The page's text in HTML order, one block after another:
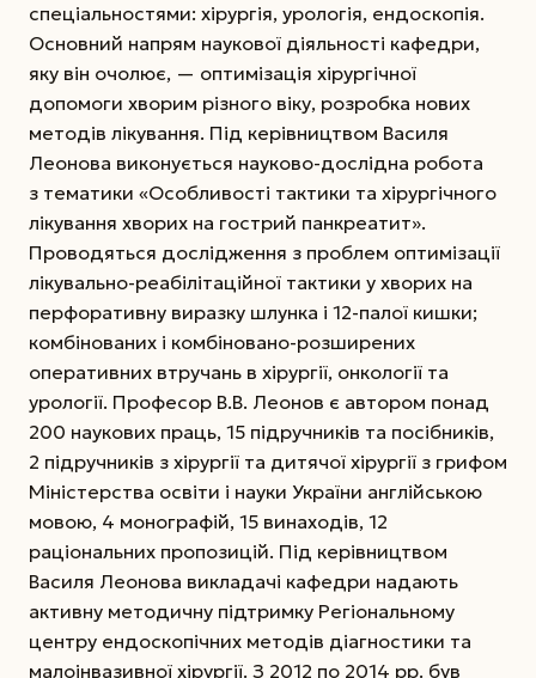
спеціальностями: хірургія, урологія, ендоскопія.
Основний напрям наукової діяльності кафедри,
яку він очолює, — оптимізація хірургічної
допомоги хворим різного віку, розробка нових
методів лікування. Під керівництвом Василя
Леонова виконується науково-дослідна робота
з тематики «Особливості тактики та хірургічного
лікування хворих на гострий панкреатит».
Проводяться дослідження з проблем оптимізації
лікувально-реабілітаційної тактики у хворих на
перфоративну виразку шлунка і 12-палої кишки;
комбінованих і комбіновано-розширених
оперативних втручань в хірургії, онкології та
урології. Професор В.В. Леонов є автором понад
200 наукових праць, 15 підручників та посібників,
2 підручників з хірургії та дитячої хірургії з грифом
Міністерства освіти і науки України англійською
мовою, 4 монографій, 15 винаходів, 12
раціональних пропозицій. Під керівництвом
Василя Леонова викладачі кафедри надають
активну методичну підтримку Регіональному
центру ендоскопічних методів діагностики та
малоінвазивної хірургії. З 2012 по 2014 рр. був